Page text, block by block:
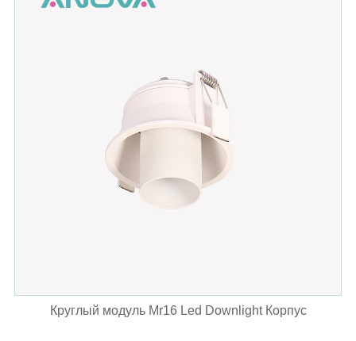
Круглый модуль Mr16 Led Downlight Корпус